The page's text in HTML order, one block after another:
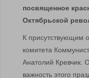
посвященное
Октябрьской
К присутствующим
комитета
Анатолий Кревчик.
важность этого